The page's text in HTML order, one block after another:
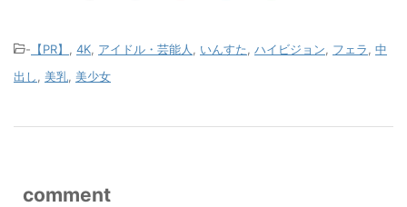
- 【PR】 4K アイドル・芸能人 いんすた ハイビジョン フェラ
中
出し
美乳 美少女
comment